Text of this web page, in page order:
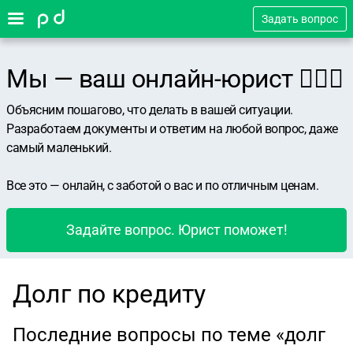
Задать вопрос
Мы — ваш онлайн-юрист 👨🏻‍⚖️
Объясним пошагово, что делать в вашей ситуации.
Разработаем документы и ответим на любой вопрос, даже
самый маленький.
Все это — онлайн, с заботой о вас и по отличным ценам.
Задайте вопрос. Юрист поможет!
Долг по кредиту
Последние вопросы по теме «долг